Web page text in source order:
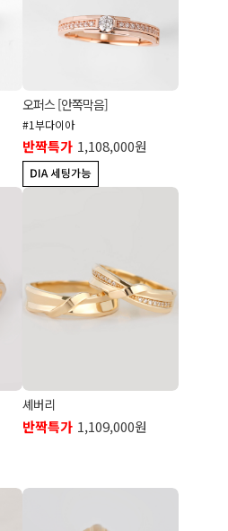
오퍼스 [안쪽막음]
#1부다이아
반짝특가 1,108,000원
셰버리
반짝특가 1,109,000원